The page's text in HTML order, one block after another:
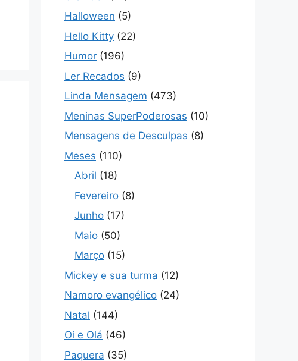
Halloween (5)
Hello Kitty (22)
Humor (196)
Ler Recados (9)
Linda Mensagem (473)
Meninas SuperPoderosas (10)
Mensagens de Desculpas (8)
Meses (110)
Abril (18)
Fevereiro (8)
Junho (17)
Maio (50)
Março (15)
Mickey e sua turma (12)
Namoro evangélico (24)
Natal (144)
Oi e Olá (46)
Paquera (35)